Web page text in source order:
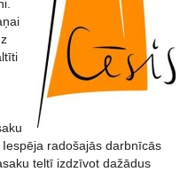
radošajās darbnīcās
teltī izdzīvot dažādus